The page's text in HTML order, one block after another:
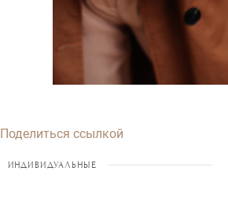
Поделиться ссылкой
ИНДИВИДУАЛЬНЫЕ